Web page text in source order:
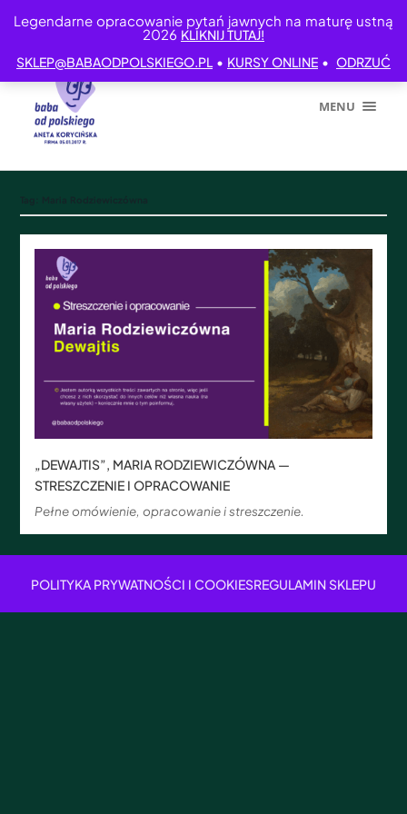
Legendarne opracowanie pytań jawnych na maturę ustną
2026 KLIKNIJ TUTAJ!
SKLEP@BABAODPOLSKIEGO.PL • KURSY ONLINE • ODRZUĆ
MENU
„DEWAJTIS”, MARIA RODZIEWICZÓWNA —
STRESZCZENIE I OPRACOWANIE
Pełne omówienie, opracowanie i streszczenie.
POLITYKA PRYWATNOŚCI I COOKIESREGULAMIN SKLEPU